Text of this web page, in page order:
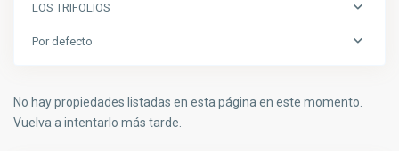
LOS TRIFOLIOS
Por defecto
No hay propiedades listadas en esta página en este momento.
Vuelva a intentarlo más tarde.